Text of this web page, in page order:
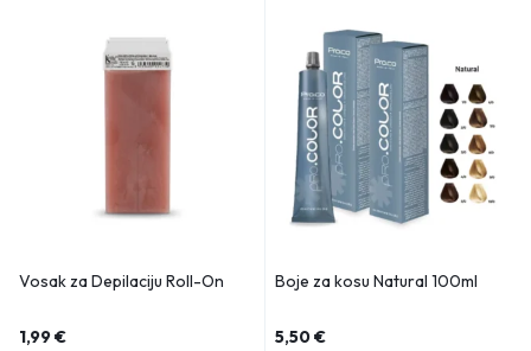
Vosak za Depilaciju Roll-On
1,99€
Boje za kosu Natural 100ml
5,50€